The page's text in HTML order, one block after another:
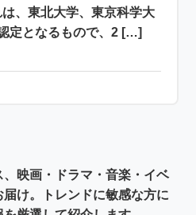
、東北大学、東京科学大
定となるもので、2 […]
映画・ドラマ・音楽・イベ
け。トレンドに敏感な方に